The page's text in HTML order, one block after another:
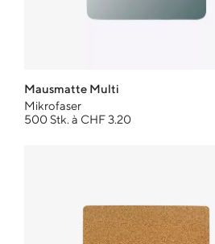
Mausmatte Multi
Mikrofaser
500 Stk. à CHF 3.20